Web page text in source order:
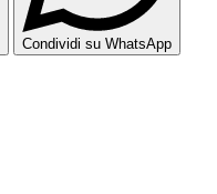
Condividi su WhatsApp